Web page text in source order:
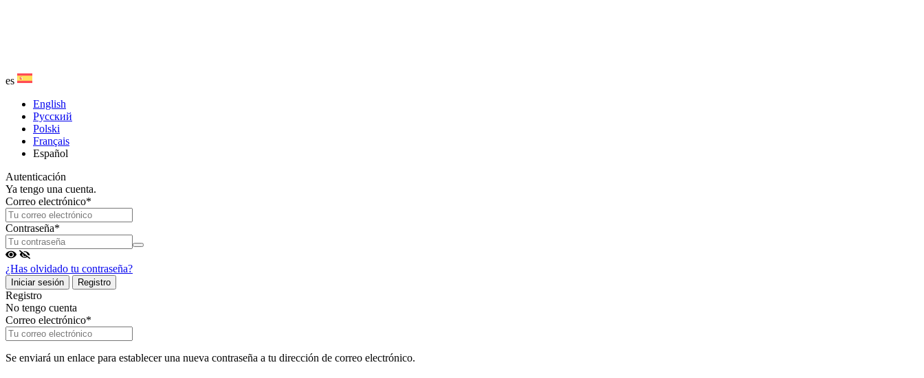
es
English
Русский
Polski
Français
Español
Autenticación
Ya tengo una cuenta.
Correo electrónico*
Contraseña*
¿Has olvidado tu contraseña?
Iniciar sesión Registro
Registro
No tengo cuenta
Correo electrónico*
Se enviará un enlace para establecer una nueva contraseña a tu dirección de correo electrónico.